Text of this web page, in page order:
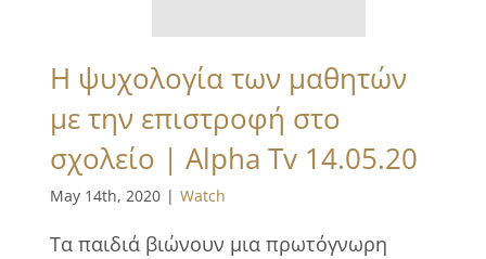
Η ψυχολογία των μαθητών
με την επιστροφή στο
σχολείο | Αlpha Tv 14.05.20
May 14th, 2020 | Watch
Τα παιδιά βιώνουν μια πρωτόγνωρη